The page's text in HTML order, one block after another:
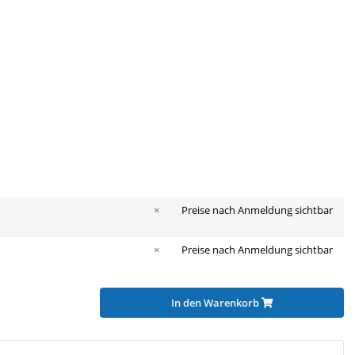
× Preise nach Anmeldung sichtbar
× Preise nach Anmeldung sichtbar
In den Warenkorb